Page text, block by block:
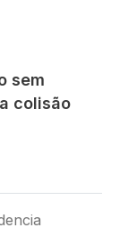
sem
colisão